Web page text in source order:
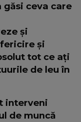
găsi ceva care
și
și
tot ce ați
de leu în
interveni
de muncă